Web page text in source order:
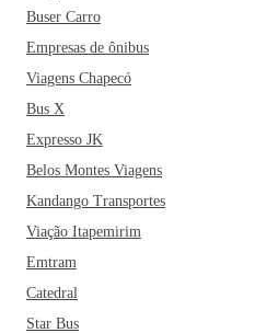
Buser Carro
Empresas de ônibus
Viagens Chapecó
Bus X
Expresso JK
Belos Montes Viagens
Kandango Transportes
Viação Itapemirim
Emtram
Catedral
Star Bus